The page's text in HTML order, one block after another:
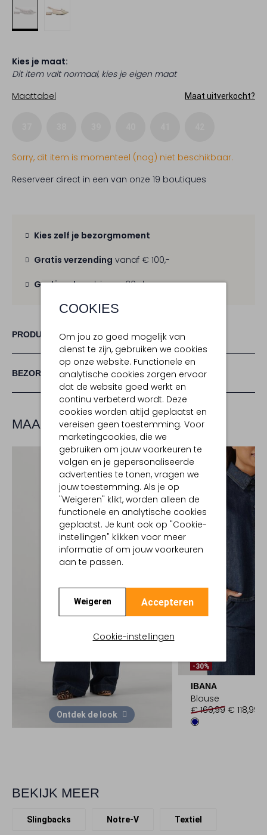
COOKIES
Om jou zo goed mogelijk van
dienst te zijn, gebruiken we cookies
op onze website. Functionele en
analytische cookies zorgen ervoor
dat de website goed werkt en
continu verbeterd wordt. Deze
cookies worden altijd geplaatst en
vereisen geen toestemming. Voor
marketingcookies, die we
gebruiken om jouw voorkeuren te
volgen en je gepersonaliseerde
advertenties te tonen, vragen we
jouw toestemming. Als je op
"Weigeren" klikt, worden alleen de
functionele en analytische cookies
geplaatst. Je kunt ook op "Cookie-
instellingen" klikken voor meer
informatie of om jouw voorkeuren
aan te passen.
Weigeren Accepteren
Cookie-instellingen
Kies je maat:
Dit item valt normaal, kies je eigen maat
Maattabel
Maat uitverkocht?
Sorry, dit item is momenteel (nog) niet beschikbaar.
Reserveer direct in een van onze 19 boutiques
Kies zelf je bezorgmoment
Gratis verzending vanaf € 100,-
Gratis retourbinnen 30 dagen
PRODUCT INFORMATIE
BEZORGEN & RETOURNEREN
MAAK JE LOOK COMPLEET
Ontdek de look
-30%
IBANA
Blouse
€ 169,99 € 118,99
BEKIJK MEER
Slingbacks Notre-V Textiel